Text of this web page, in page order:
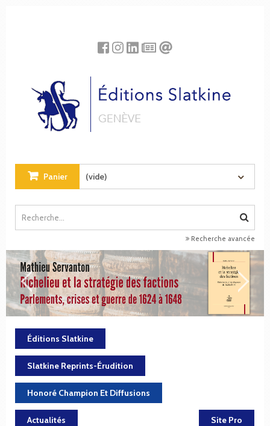
Panier (vide)
Recherche avancée
Éditions Slatkine
Slatkine Reprints-Érudition
Honoré Champion Et Diffusions
Actualités Site Pro